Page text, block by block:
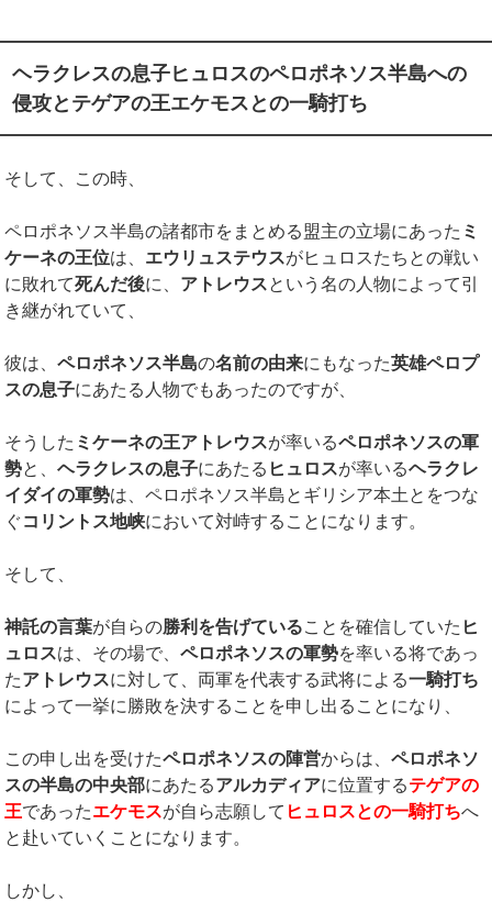
ヘラクレスの息子ヒュロスのペロポネソス半島への
侵攻とテゲアの王エケモスとの一騎打ち
そして、この時、
ペロポネソス半島の諸都市をまとめる盟主の立場にあった ミ
ケーネの王位は、 エウリュステウスがヒュロスたちとの戦い
に敗れて死んだ後に、 アトレウスという名の人物によって引
き継がれていて、
彼は、ペロポネソス半島の名前の由来にもなった英雄ペロプ
スの息子にあたる人物でもあったのですが、
そうした ミケーネの王アトレウスが率いるペロポネソスの軍
勢と、ヘラクレスの息子にあたる ヒュロスが率いるヘラクレ
イダイの軍勢は、ペロポネソス半島とギリシア本土とをつな
ぐコリントス地峡において対峙することになります。
そして、
神託の言葉が自らの勝利を告げていることを確信していた ヒ
ュロスは、その場で、ペロポネソスの軍勢を率いる将であっ
たアトレウスに対して、両軍を代表する武将による一騎打ち
によって一挙に勝敗を決することを申し出ることになり、
この申し出を受けたペロポネソスの陣営からは、ペロポネソ
スの半島の中央部にあたるアルカディアに位置するテゲアの
王であったエケモスが自ら志願して ヒュロスとの一騎打ちへ
と赴いていくことになります。
しかし、